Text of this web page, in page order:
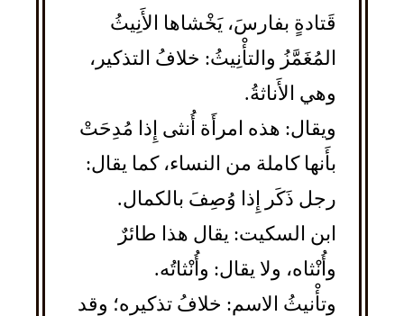
قَتادةٍ بفارسَ، يَخْشاها الأَنِيثُ
المُغَمَّزُ والتأْنِيثُ: خلافُ التذكير،
وهي الأَناثةُ.
ويقال: هذه امرأَة أُنثى إِذا مُدِحَتْ
بأَنها كاملة من النساء، كما يقال:
رجل ذَكَر إِذا وُصِفَ بالكمال.
ابن السكيت: يقال هذا طائرٌ
وأُنْثاه، ولا يقال: وأُنْثاتُه.
وتأْنيثُ الاسم: خلافُ تذكيره؛ وقد